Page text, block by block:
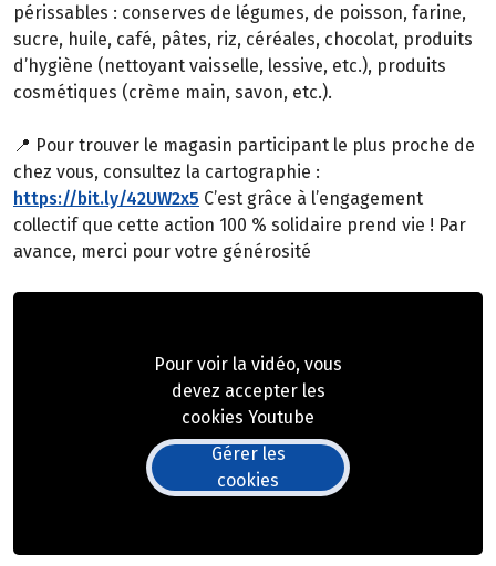
périssables : conserves de légumes, de poisson, farine,
sucre, huile, café, pâtes, riz, céréales, chocolat, produits
d’hygiène (nettoyant vaisselle, lessive, etc.), produits
cosmétiques (crème main, savon, etc.).
📍 Pour trouver le magasin participant le plus proche de
chez vous, consultez la cartographie :
https://bit.ly/42UW2x5 C’est grâce à l’engagement
collectif que cette action 100 % solidaire prend vie ! Par
avance, merci pour votre générosité
Pour voir la vidéo, vous
devez accepter les
cookies Youtube
Gérer les
cookies